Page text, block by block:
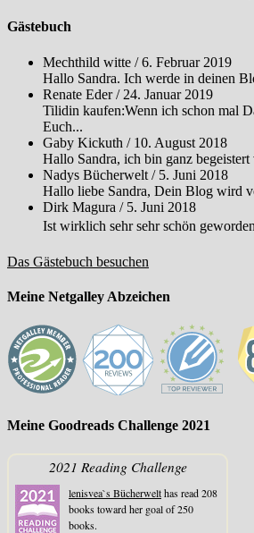
Gästebuch
Mechthild witte /6. Februar 2019
Hallo Sandra. Ich werde in deinen
Renate Eder/ 24. Januar 2019
Tilidin kaufen:Wenn ich schon mal
Euch...
Gaby Kickuth / 10. August 2018
Hallo Sandra, ich bin ganz
Nadys Bücherwelt / 5. Juni 2018
Hallo liebe Sandra, Dein Blog wird
Dirk Magura / 5. Juni 2018
Ist wirklich sehr sehr schön
Das Gästebuch besuchen
Meine Netgalley Abzeichen
Meine Goodreads Challenge 2021
2021 Reading Challenge
lenisvea`s Bücherwelthas read 208
books toward her goal of 250
books.